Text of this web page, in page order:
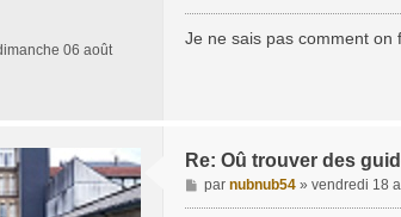
06 août
e
s
Je ne sais pas comment on
Re: Oû trouver des
M
e
par nubnub54» vendredi 18